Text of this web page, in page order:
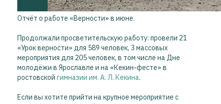
Отчёт о работе «Верности» в июне.
Продолжали просветительскую работу: провели 21
«Урок верности» для 589 человек, 3 массовых
мероприятия для 205 человек, в том числе на Дне
молодёжи в Ярославле и на «Кекин-фесте» в
ростовской гимназии им. А. Л. Кекина.
Если вы хотите прийти на крупное мероприятие с